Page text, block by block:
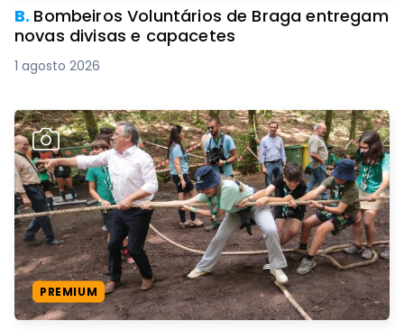
B. Bombeiros Voluntários de Braga entregam
novas divisas e capacetes
1 agosto 2026
PREMIUM